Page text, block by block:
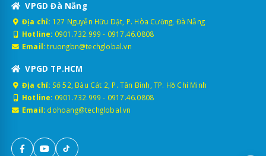
VPGD Đà Nẵng
Địa chỉ: 127 Nguyễn Hữu Dật, P. Hòa Cường, Đà Nẵng
Hotline: 0901.732.999 - 0917.46.0808
Email: truongbn@techglobal.vn
VPGD TP.HCM
Địa chỉ: Số 52, Bàu Cát 2, P. Tân Bình, TP. Hồ Chí Minh
Hotline: 0901.732.999 - 0917.46.0808
Email: dohoang@techglobal.vn